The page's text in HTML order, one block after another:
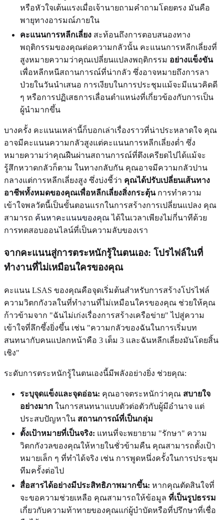
หรือหัวใจเต้นแรงเมื่อเจ้านายถามคำถามโดยตรง มันคือ
พายุทางอารมณ์ภายใน
คะแนนการหลีกเลี่ยง สะท้อนถึงการตอบสนองทาง
พฤติกรรมของคุณต่อความกลัวนั้น คะแนนการหลีกเลี่ยงที่
สูงหมายความว่าคุณเปลี่ยนแปลงพฤติกรรม อย่างแข็งขัน
เพื่อหลีกหนีสถานการณ์ที่น่ากลัว ซึ่งอาจหมายถึงการลา
ป่วยในวันนำเสนอ การเงียบในการประชุมแม้จะมีแนวคิดดี
ๆ หรือการปฏิเสธการเลื่อนตำแหน่งที่เกี่ยวข้องกับการเป็น
ผู้นำมากขึ้น
บางครั้ง คะแนนเหล่านี้ก็บอกเล่าเรื่องราวที่น่าประหลาดใจ คุณ
อาจมีคะแนนความกลัวสูงแต่คะแนนการหลีกเลี่ยงต่ำ ซึ่ง
หมายความว่าคุณฝืนผ่านสถานการณ์ที่ตึงเครียดไปได้แม้จะ
รู้สึกหวาดกลัวก็ตาม ในทางกลับกัน คุณอาจมีความกลัวปาน
กลางแต่การหลีกเลี่ยงสูง ซึ่งบ่งชี้ว่า คุณได้ปรับเปลี่ยนเส้นทาง
อาชีพทั้งหมดของคุณเพื่อหลีกเลี่ยงสิ่งกระตุ้นการทำความ
เข้าใจพลวัตนี้เป็นขั้นตอนแรกในการสร้างการเปลี่ยนแปลง คุณ
สามารถ ค้นหาคะแนนของคุณได้ในเวลาเพียงไม่กี่นาทีด้วย
การทดสอบออนไลน์ที่เป็นความลับของเรา
จากคะแนนสู่การตระหนักรู้ในตนเอง: โปรไฟล์ในที่
ทำงานที่ไม่เหมือนใครของคุณ
คะแนน LSAS ของคุณคือจุดเริ่มต้นสำหรับการสร้างโปรไฟล์
ความวิตกกังวลในที่ทำงานที่ไม่เหมือนใครของคุณ ช่วยให้คุณ
ก้าวข้ามจาก "ฉันไม่เก่งเรื่องการสร้างเครือข่าย" ไปสู่ความ
เข้าใจที่ลึกซึ้งยิ่งขึ้น เช่น "ความกลัวของฉันในการเริ่มบท
สนทนากับคนแปลกหน้าคือ 3 เต็ม 3 และฉันหลีกเลี่ยงมันโดยสิ้น
เชิง"
ระดับการตระหนักรู้ในตนเองนี้มีพลังอย่างยิ่ง ช่วยคุณ:
ระบุจุดแข็งและจุดอ่อน: คุณอาจตระหนักว่าคุณ สบายใจ
อย่างมาก ในการสนทนาแบบตัวต่อตัวกับผู้มีอำนาจ แต่
ประสบปัญหาใน สถานการณ์ที่เป็นกลุ่ม
ตั้งเป้าหมายที่เป็นจริง: แทนที่จะพยายาม "รักษา" ความ
วิตกกังวลของคุณให้หายในชั่วข้ามคืน คุณสามารถตั้งเป้า
หมายเล็ก ๆ ที่ทำได้จริง เช่น การพูดหนึ่งครั้งในการประชุม
ทีมครั้งต่อไป
สื่อสารได้อย่างมีประสิทธิภาพมากขึ้น: หากคุณตัดสินใจที่
จะขอความช่วยเหลือ คุณสามารถให้ข้อมูล ที่เป็นรูปธรรม
เกี่ยวกับความท้าทายของคุณแก่ผู้บำบัดหรือที่ปรึกษาที่เชื่อ